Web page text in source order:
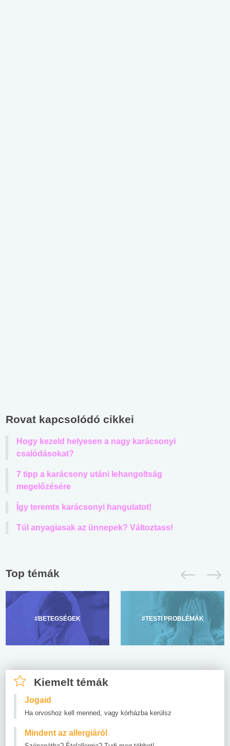
Rovat kapcsolódó cikkei
Hogy kezeld helyesen a nagy karácsonyi
csalódásokat?
7 tipp a karácsony utáni lehangoltság
megelőzésére
Így teremts karácsonyi hangulatot!
Túl anyagiasak az ünnepek? Változtass!
Top témák
#BETEGSÉGEK #TESTI PROBLÉMÁK
Kiemelt témák
Jogaid
Ha orvoshoz kell menned, vagy kórházba kerülsz
Mindent az allergiáról